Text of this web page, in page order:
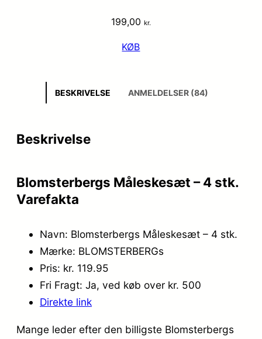
199,00 kr.
KØB
BESKRIVELSE ANMELDELSER (84)
Beskrivelse
Blomsterbergs Måleskesæt – 4 stk.
Varefakta
Navn: Blomsterbergs Måleskesæt – 4 stk.
Mærke: BLOMSTERBERGs
Pris: kr. 119.95
Fri Fragt: Ja, ved køb over kr. 500
Direkte link
Mange leder efter den billigste Blomsterbergs